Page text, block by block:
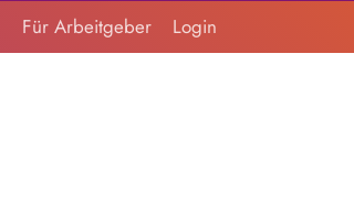
Für Arbeitgeber Login